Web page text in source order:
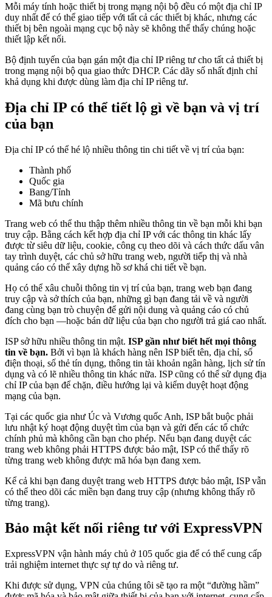
Mỗi máy tính hoặc thiết bị trong mạng nội bộ đều có một địa chỉ IP
duy nhất để có thể giao tiếp với tất cả các thiết bị khác, nhưng các
thiết bị bên ngoài mạng cục bộ này sẽ không thể thấy chúng hoặc
thiết lập kết nối.
Bộ định tuyến của bạn gán một địa chỉ IP riêng tư cho tất cả thiết bị
trong mạng nội bộ qua giao thức DHCP. Các dãy số nhất định chỉ
khả dụng khi được dùng làm địa chỉ IP riêng tư.
Địa chỉ IP có thể tiết lộ gì về bạn và vị trí
của bạn
Địa chỉ IP có thể hé lộ nhiều thông tin chi tiết về vị trí của bạn:
Thành phố
Quốc gia
Bang/Tỉnh
Mã bưu chính
Trang web có thể thu thập thêm nhiều thông tin về bạn mỗi khi bạn
truy cập. Bằng cách kết hợp địa chỉ IP với các thông tin khác lấy
được từ siêu dữ liệu, cookie, công cụ theo dõi và cách thức dấu vân
tay trình duyệt, các chủ sở hữu trang web, người tiếp thị và nhà
quảng cáo có thể xây dựng hồ sơ khá chi tiết về bạn.
Họ có thể xâu chuỗi thông tin vị trí của bạn, trang web bạn đang
truy cập và sở thích của bạn, những gì bạn đang tải về và người
đang cùng bạn trò chuyện để gửi nội dung và quảng cáo có chủ
đích cho bạn —hoặc bán dữ liệu của bạn cho người trả giá cao nhất.
ISP sở hữu nhiều thông tin mật. ISP gần như biết hết mọi thông
tin về bạn. Bởi vì bạn là khách hàng nên ISP biết tên, địa chỉ, số
điện thoại, số thẻ tín dụng, thông tin tài khoản ngân hàng, lịch sử tín
dụng và có lẽ nhiều thông tin khác nữa. ISP cũng có thể sử dụng địa
chỉ IP của bạn để chặn, điều hướng lại và kiểm duyệt hoạt động
mạng của bạn.
Tại các quốc gia như Úc và Vương quốc Anh, ISP bắt buộc phải
lưu nhật ký hoạt động duyệt tìm của bạn và gửi đến các tổ chức
chính phủ mà không cần bạn cho phép. Nếu bạn đang duyệt các
trang web không phải HTTPS được bảo mật, ISP có thể thấy rõ
từng trang web không được mã hóa bạn đang xem.
Kể cả khi bạn đang duyệt trang web HTTPS được bảo mật, ISP vẫn
có thể theo dõi các miền bạn đang truy cập (nhưng không thấy rõ
từng trang).
Bảo mật kết nối riêng tư với ExpressVPN
ExpressVPN vận hành máy chủ ở 105 quốc gia để có thể cung cấp
trải nghiệm internet thực sự tự do và riêng tư.
Khi được sử dụng, VPN của chúng tôi sẽ tạo ra một “đường hầm”